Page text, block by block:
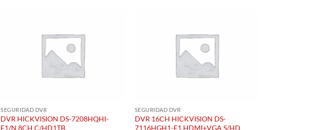
SEGURIDAD DVR
DVR HICKVISION DS-7208HQHI-
F1/N 8CH C/HD1TB
SEGURIDAD DVR
DVR 16CH HICKVISION DS-
7116HGH1-F1 HDMI+VGA S/HD